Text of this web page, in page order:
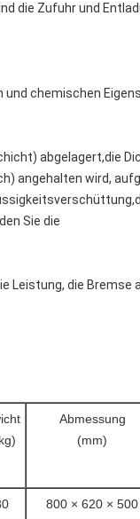
die Zufuhr und
und chemischen
abgelagert,die
angehalten wird,
Sie die
Leistung, die Bremse
Abmessung
(mm)
800 × 620 × 500